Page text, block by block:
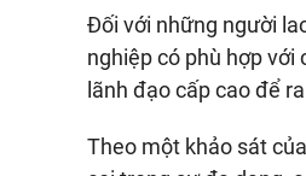
Đối với những người
nghiệp có phù hợp với
lãnh đạo cấp cao để
Theo một khảo sát của